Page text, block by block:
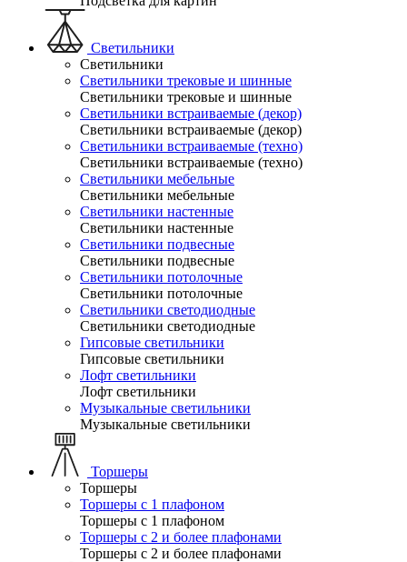
Светильники
Светильники
Светильники трековые и шинные
Светильники трековые и шинные
Светильники встраиваемые (декор)
Светильники встраиваемые (декор)
Светильники встраиваемые (техно)
Светильники встраиваемые (техно)
Светильники мебельные
Светильники мебельные
Светильники настенные
Светильники настенные
Светильники подвесные
Светильники подвесные
Светильники потолочные
Светильники потолочные
Светильники светодиодные
Светильники светодиодные
Гипсовые светильники
Гипсовые светильники
Лофт светильники
Лофт светильники
Музыкальные светильники
Музыкальные светильники
Торшеры
Торшеры
Торшеры с 1 плафоном
Торшеры с 1 плафоном
Торшеры с 2 и более плафонами
Торшеры с 2 и более плафонами